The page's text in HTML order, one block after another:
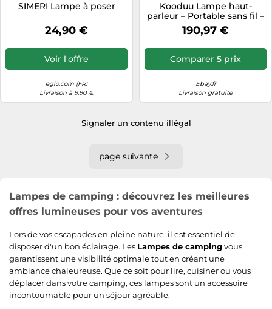
SIMERI Lampe à poser
24,90 €
Voir l'offre
eglo.com (FR)
Livraison à 9,90 €
Kooduu Lampe haut-
parleur – Portable sans fil –
Connexion Bluetooth et
son
190,97 €
Comparer 5 prix
Ebay.fr
Livraison gratuite
Signaler un contenu illégal
page suivante
Lampes de camping : découvrez les meilleures
offres lumineuses pour vos aventures
Lors de vos escapades en pleine nature, il est essentiel de
disposer d'un bon éclairage. Les Lampes de campingvous
garantissent une visibilité optimale tout en créant une
ambiance chaleureuse. Que ce soit pour lire, cuisiner ou vous
déplacer dans votre camping, ces lampes sont un accessoire
incontournable pour un séjour agréable.